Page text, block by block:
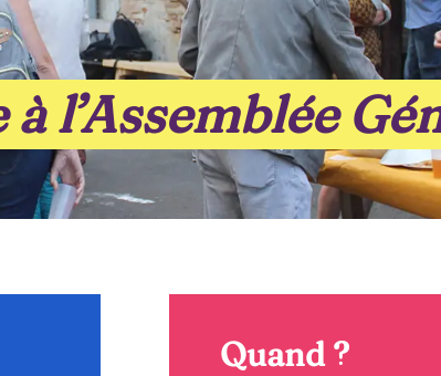
l’Assemblée
Quand ?